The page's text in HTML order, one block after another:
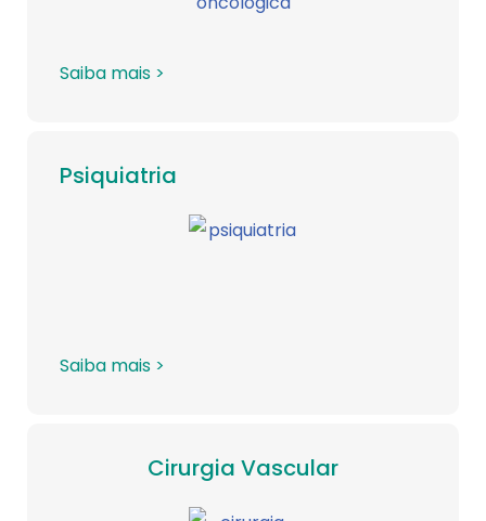
Saiba mais >
Psiquiatria
Saiba mais >
Cirurgia Vascular